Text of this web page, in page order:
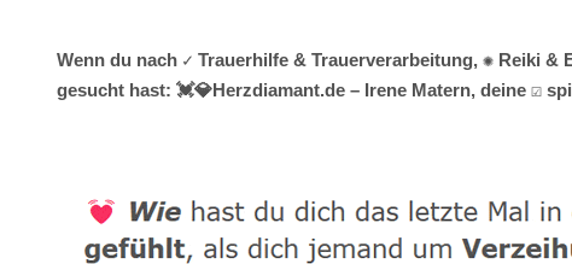
Wenn du nach ✓ Trauerhilfe & Trauerverarbeitung, ✺ Reiki
gesucht hast: 💓️💎Herzdiamant.de – Irene Matern, deine ☑️